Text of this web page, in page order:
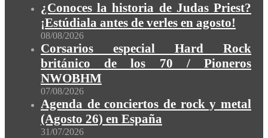
¿Conoces la historia de Judas Priest?
¡Estúdiala antes de verles en agosto!
08/08/2026
Corsarios especial Hard Rock
británico de los 70 / Pioneros
NWOBHM
07/08/2026
Agenda de conciertos de rock y metal
(Agosto 26) en España
31/07/2026